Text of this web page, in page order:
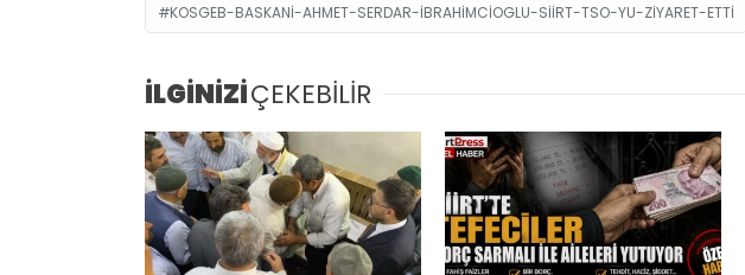
KOSGEB-BASKANI-AHMET-SERDAR-IBRAHIMCIOGLU-SIIRT-TSO-YU-ZIYARET-ETTI
İLGİNİZİÇEKEBİLİR